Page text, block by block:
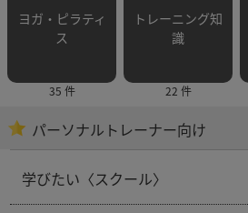
ヨガ・ピラティ
ス
35 件
トレーニング知
識
22 件
パーソナルトレーナー向け
学びたい〈スクール〉